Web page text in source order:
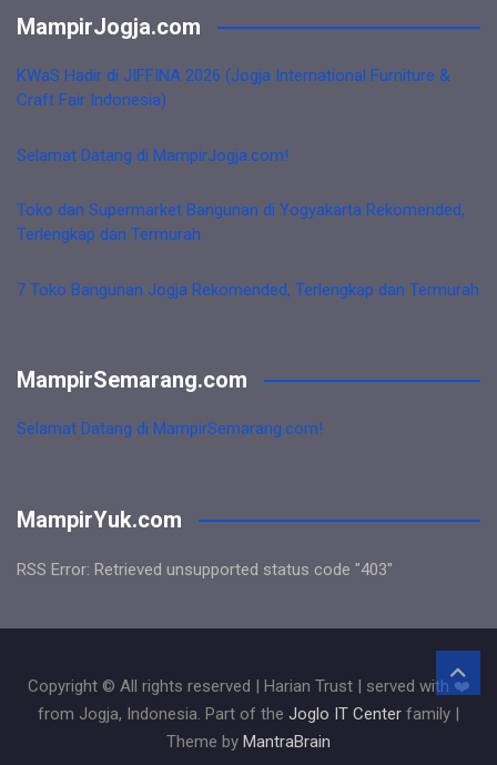
MampirJogja.com
KWaS Hadir di JIFFINA 2026 (Jogja International Furniture &
Craft Fair Indonesia)
Selamat Datang di MampirJogja.com!
Toko dan Supermarket Bangunan di Yogyakarta Rekomended,
Terlengkap dan Termurah
7 Toko Bangunan Jogja Rekomended, Terlengkap dan Termurah
MampirSemarang.com
Selamat Datang di MampirSemarang.com!
MampirYuk.com
RSS Error: Retrieved unsupported status code "403"
Copyright © All rights reserved | Harian Trust | served with ❤️
from Jogja, Indonesia. Part of the Joglo IT Center family |
Theme by MantraBrain